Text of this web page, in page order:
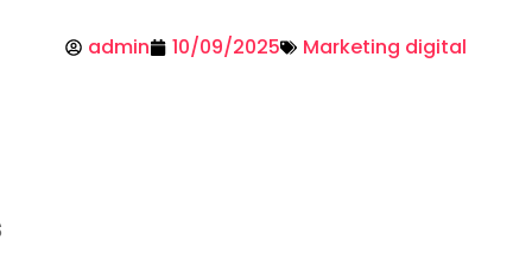
admin 10/09/2025 Marketing digital